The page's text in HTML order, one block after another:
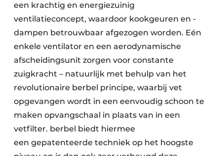
een krachtig en energiezuinig
ventilatieconcept, waardoor kookgeuren en -
dampen betrouwbaar afgezogen worden. Eén
enkele ventilator en een aerodynamische
afscheidingsunit zorgen voor constante
zuigkracht – natuurlijk met behulp van het
revolutionaire berbel principe, waarbij vet
opgevangen wordt in een eenvoudig schoon te
maken opvangschaal in plaats van in een
vetfilter. berbel biedt hiermee
een gepatenteerde techniek op het hoogste